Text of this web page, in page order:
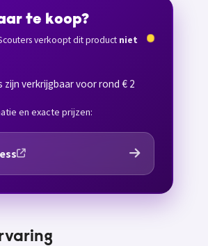
te koop?
verkoopt dit product niet
zijn verkrijgbaar voor rond € 2
en exacte prijzen: